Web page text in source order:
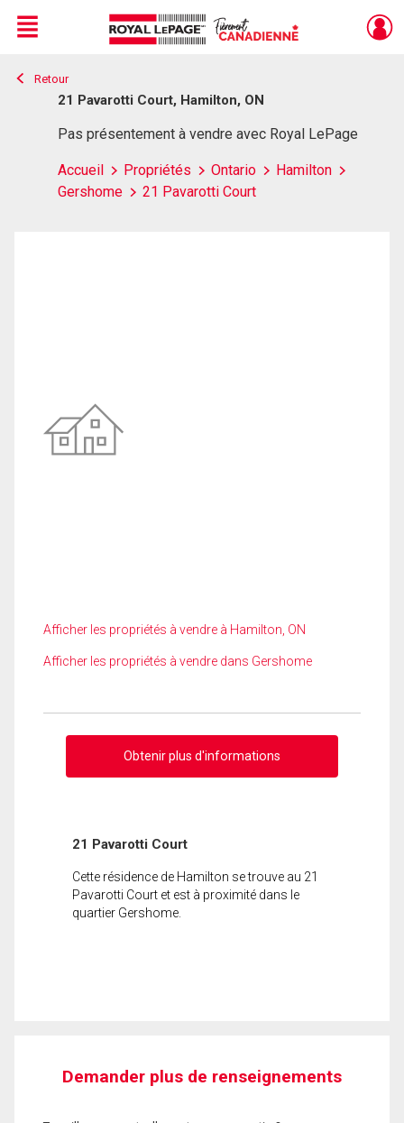
Live
En Direct
Menu
Retour
21 Pavarotti Court, Hamilton, ON
Pas présentement à vendre avec Royal LePage
Accueil Propriétés Ontario
Hamilton
Gershome
21 Pavarotti Court
Afficher les propriétés à vendre à Hamilton, ON
Afficher les propriétés à vendre dans Gershome
Obtenir plus d'informations
21 Pavarotti Court
Cette résidence de Hamilton se trouve au 21
Pavarotti Court et est à proximité dans le
quartier Gershome.
Demander plus de renseignements